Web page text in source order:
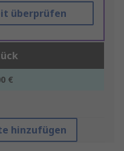
überprüfen
€
hinzufügen